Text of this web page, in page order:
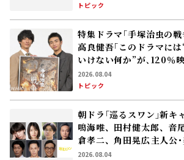
トピック
特集ドラマ｢手塚治虫の
高良健吾｢このドラマに
いけない何か”が､120％映
2026.08.04
トピック
朝ドラ｢巡るスワン｣新キ
鳴海唯、田村健太郎、音
倉孝二、角田晃広――主人
交流する警察署の人々
2026.08.04